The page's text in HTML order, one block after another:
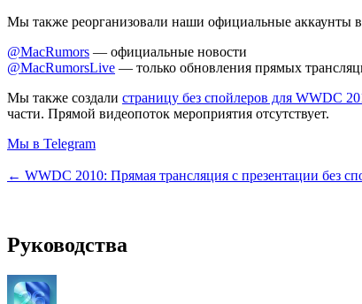
Мы также реорганизовали наши официальные аккаунты
@MacRumors — официальные новости
@MacRumorsLive — только обновления прямых
Мы также создали страницу без спойлеров для WWDC
части. Прямой видеопоток мероприятия отсутствует.
Мы в Telegram
← WWDC 2010: Прямая трансляция с презентации без
Руководства